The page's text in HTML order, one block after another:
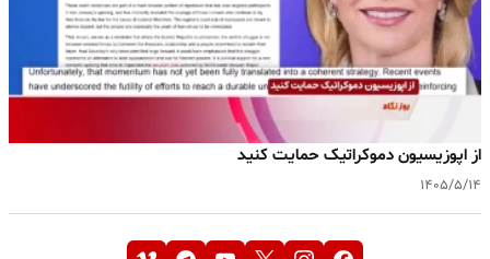
‌از اپوزیسیون دموکراتیک حمایت کنید
۱۴۰۵/۵/۱۴